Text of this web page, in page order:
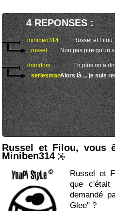
4 REPONSES :
miniben314
Russel et
russel
Non pas pire qu'un
domdom
En plus on a
seriesmanAlors là ... je suis
Russel et Filou, vous
Miniben314
Russel et
que c'était
demandé
Glee" ?